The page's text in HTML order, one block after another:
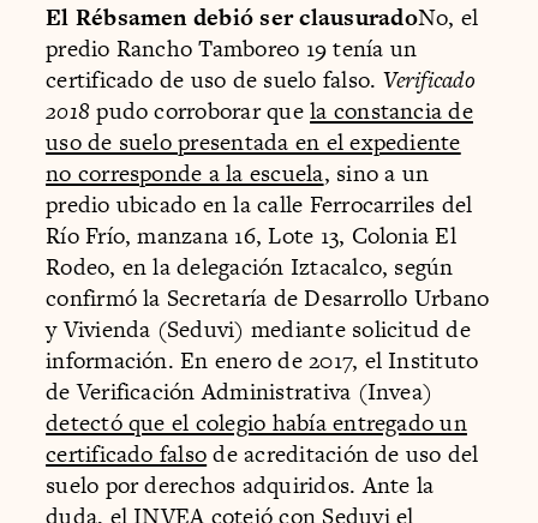
El Rébsamen debió ser clausuradoNo, el
predio Rancho Tamboreo 19 tenía un
certificado de uso de suelo falso. Verificado
2018 pudo corroborar quela constancia de
uso de suelo presentada en el expediente
no corresponde a la escuela, sino a un
predio ubicado en la calle Ferrocarriles del
Río Frío, manzana 16, Lote 13, Colonia El
Rodeo, en la delegación Iztacalco, según
confirmó la Secretaría de Desarrollo Urbano
y Vivienda (Seduvi) mediante solicitud de
información. En enero de 2017, el Instituto
de Verificación Administrativa (Invea)
detectó que el colegio había entregado un
certificado falsode acreditación de uso del
suelo por derechos adquiridos. Ante la